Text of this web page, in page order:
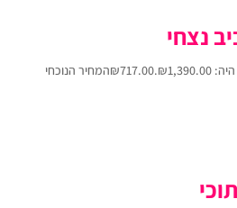
נצחי
₪717.00
המחיר הנוכחי